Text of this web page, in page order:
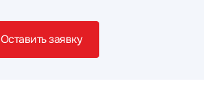
Оставить заявку